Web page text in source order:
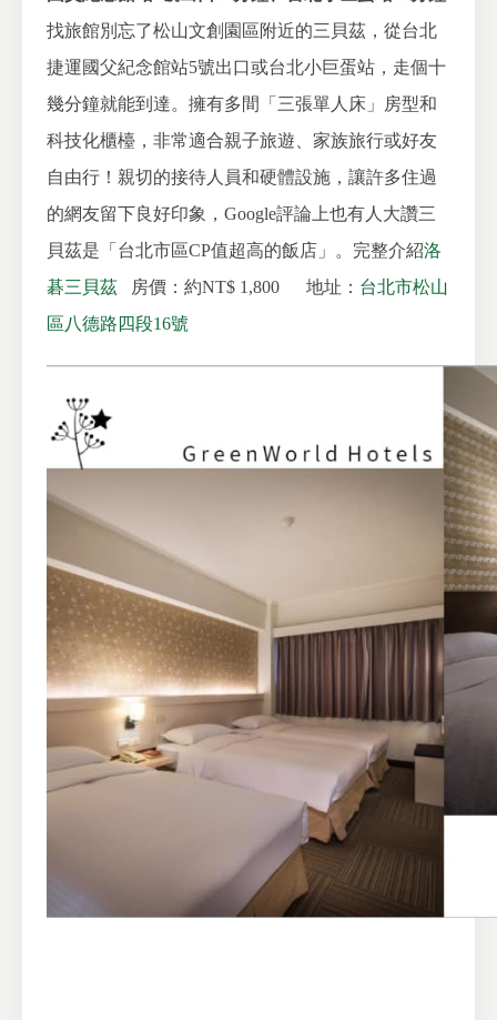
找旅館別忘了松山文創園區附近的三貝茲，從台北
捷運國父紀念館站5號出口或台北小巨蛋站，走個十
幾分鐘就能到達。擁有多間「三張單人床」房型和
科技化櫃檯，非常適合親子旅遊、家族旅行或好友
自由行！親切的接待人員和硬體設施，讓許多住過
的網友留下良好印象，Google評論上也有人大讚三
貝茲是「台北市區CP值超高的飯店」。完整介紹洛
碁三貝茲
房價：約NT$ 1,800 地址： 台北市松山
區八德路四段16號